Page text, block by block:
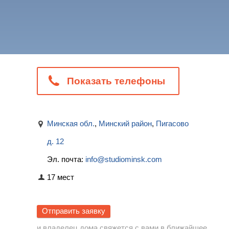
Показать телефоны
Минская обл., Минский район, Пигасово
д. 12
Эл. почта: info@studiominsk.com
17 мест
Отправить заявку